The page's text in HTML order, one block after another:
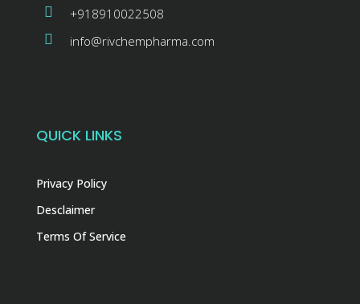
+918910022508
info@rivchempharma.com
QUICK LINKS
Privacy Policy
Desclaimer
Terms Of Service